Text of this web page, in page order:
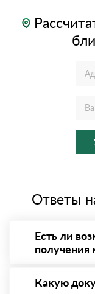
Ответы
Есть ли
получения
- оплата по
если
Какую